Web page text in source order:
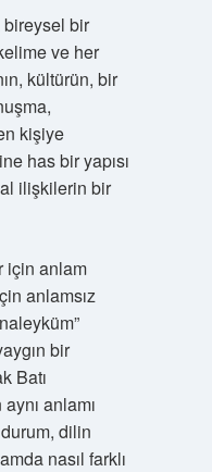
bireysel bir
ve her
kültürün, bir
kişiye
has bir yapısı
ilişkilerin bir
için anlam
anlamsız
bir
Batı
anlamı
dilin
nasıl farklı